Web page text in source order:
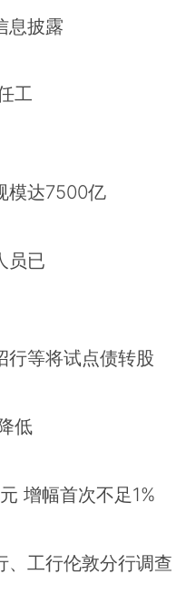
息披露
工
模达7500亿
员已
行等将试点债转股
低
增幅首次不足1%
、工行伦敦分行调查